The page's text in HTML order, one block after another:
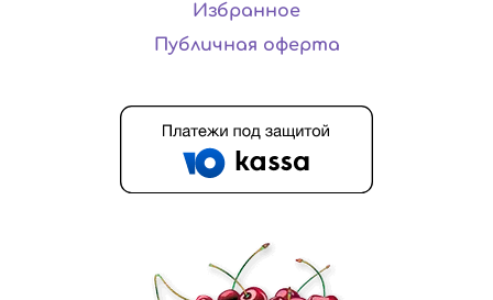
Избранное
Публичная оферта